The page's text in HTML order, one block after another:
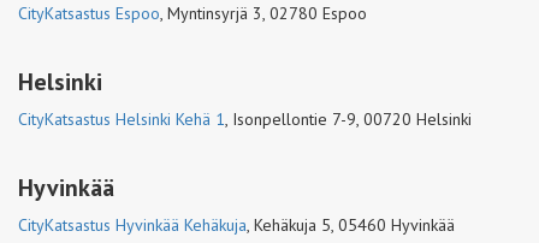
CityKatsastus Espoo, Myntinsyrjä 3, 02780 Espoo
Helsinki
CityKatsastus Helsinki Kehä 1, Isonpellontie 7-9, 00720 Helsinki
Hyvinkää
CityKatsastus Hyvinkää Kehäkuja, Kehäkuja 5, 05460 Hyvinkää